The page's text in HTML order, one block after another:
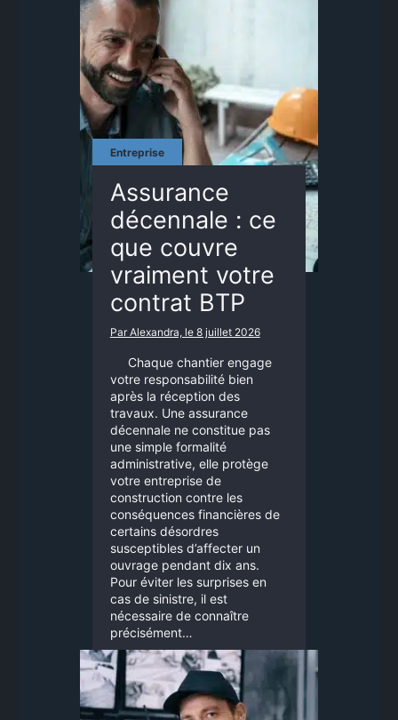
Entreprise
Assurance
décennale : ce
que couvre
vraiment votre
contrat BTP
Par Alexandra, le 8 juillet 2026
Chaque chantier engage
votre responsabilité bien
après la réception des
travaux. Une assurance
décennale ne constitue pas
une simple formalité
administrative, elle protège
votre entreprise de
construction contre les
conséquences financières de
certains désordres
susceptibles d’affecter un
ouvrage pendant dix ans.
Pour éviter les surprises en
cas de sinistre, il est
nécessaire de connaître
précisément…